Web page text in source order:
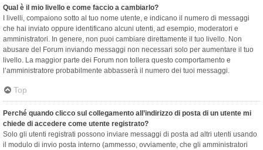
Qual è il mio livello e come faccio a cambiarlo?
I livelli, compaiono sotto al tuo nome utente, e indicano il numero di messaggi
che hai inviato oppure identificano alcuni utenti, ad esempio, moderatori e
amministratori. In genere, non puoi cambiare direttamente il tuo livello. Non
abusare del Forum inviando messaggi non necessari solo per aumentare il tuo
livello. La maggior parte dei Forum non tollera questo comportamento e
l’amministratore probabilmente abbasserà il numero dei tuoi messaggi.
Top
Perché quando clicco sul collegamento all’indirizzo di posta di un utente mi
chiede di accedere come utente registrato?
Solo gli utenti registrati possono inviare messaggi di posta ad altri utenti usando
il modulo di invio posta interno (ammesso, ovviamente, che gli amministratori